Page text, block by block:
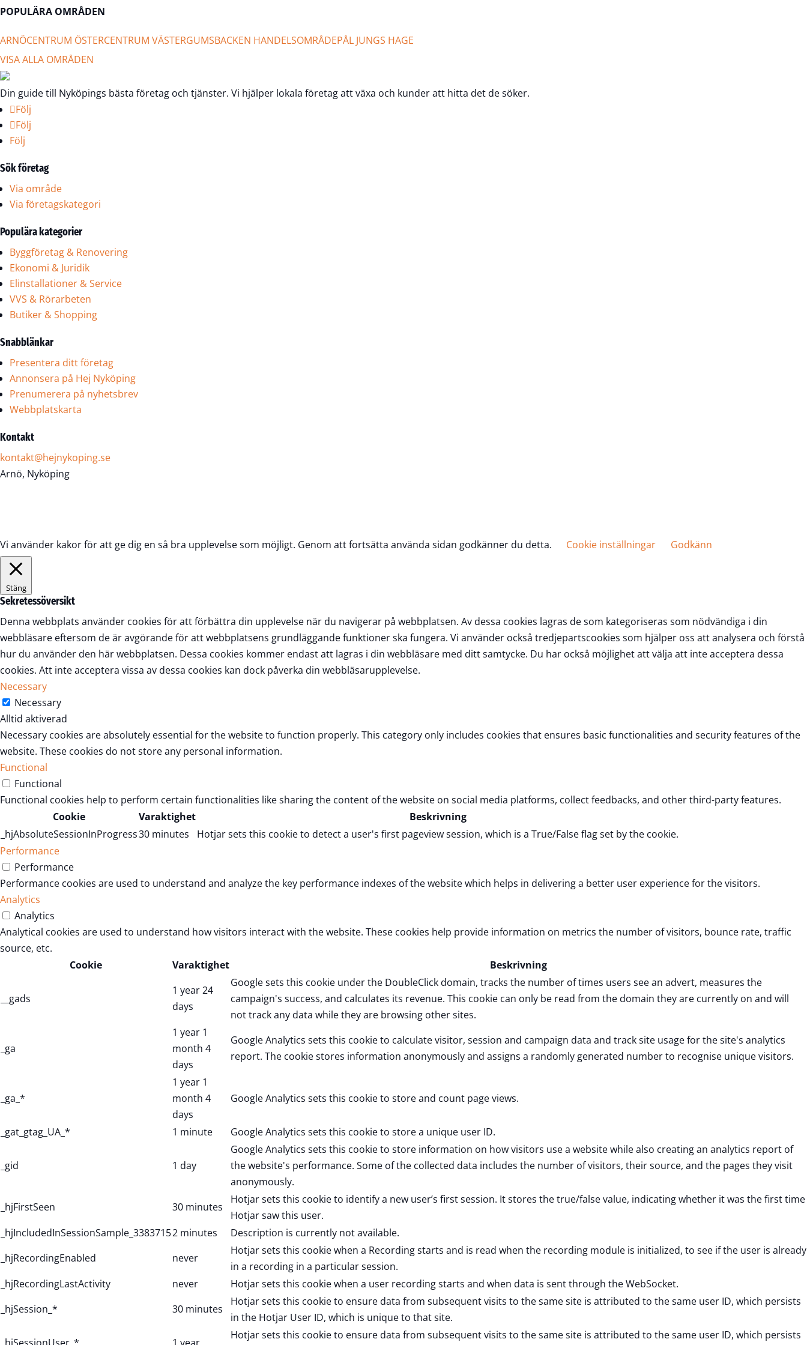
POPULÄRA OMRÅDEN
ARNÖCENTRUM ÖSTERCENTRUM VÄSTERGUMSBACKEN HANDELSOMRÅDEPÅL JUNGS HAGE
VISA ALLA OMRÅDEN
Din guide till Nyköpings bästa företag och tjänster. Vi hjälper lokala företag att växa och kunder att hitta det de söker.
Följ
Följ
Följ
Sök företag
Via område
Via företagskategori
Populära kategorier
Byggföretag & Renovering
Ekonomi & Juridik
Elinstallationer & Service
VVS & Rörarbeten
Butiker & Shopping
Snabblänkar
Presentera ditt företag
Annonsera på Hej Nyköping
Prenumerera på nyhetsbrev
Webbplatskarta
Kontakt
kontakt@hejnykoping.se
Arnö, Nyköping
Vi använder kakor för att ge dig en så bra upplevelse som möjligt. Genom att fortsätta använda sidan godkänner du detta. Cookie inställningar Godkänn
Stäng
Sekretessöversikt
Denna webbplats använder cookies för att förbättra din upplevelse när du navigerar på webbplatsen. Av dessa cookies lagras de som kategoriseras som nödvändiga i din
webbläsare eftersom de är avgörande för att webbplatsens grundläggande funktioner ska fungera. Vi använder också tredjepartscookies som hjälper oss att analysera och förstå
hur du använder den här webbplatsen. Dessa cookies kommer endast att lagras i din webbläsare med ditt samtycke. Du har också möjlighet att välja att inte acceptera dessa
cookies. Att inte acceptera vissa av dessa cookies kan dock påverka din webbläsarupplevelse.
Necessary
Necessary
Alltid aktiverad
Necessary cookies are absolutely essential for the website to function properly. This category only includes cookies that ensures basic functionalities and security features of the
website. These cookies do not store any personal information.
Functional
Functional
Functional cookies help to perform certain functionalities like sharing the content of the website on social media platforms, collect feedbacks, and other third-party features.
Cookie
Varaktighet
Beskrivning
_hjAbsoluteSessionInProgress30 minutes
Hotjar sets this cookie to detect a user's first pageview session, which is a True/False flag set by the cookie.
Performance
Performance
Performance cookies are used to understand and analyze the key performance indexes of the website which helps in delivering a better user experience for the visitors.
Analytics
Analytics
Analytical cookies are used to understand how visitors interact with the website. These cookies help provide information on metrics the number of visitors, bounce rate, traffic
source, etc.
Cookie
Varaktighet Beskrivning
__gads
1 year 24
days
Google sets this cookie under the DoubleClick domain, tracks the number of times users see an advert, measures the
campaign's success, and calculates its revenue. This cookie can only be read from the domain they are currently on and will
not track any data while they are browsing other sites.
_ga
1 year 1
month 4
days
Google Analytics sets this cookie to calculate visitor, session and campaign data and track site usage for the site's analytics
report. The cookie stores information anonymously and assigns a randomly generated number to recognise unique visitors.
_ga_*
1 year 1
month 4
days
Google Analytics sets this cookie to store and count page views.
_gat_gtag_UA_* 1 minute Google Analytics sets this cookie to store a unique user ID.
_gid 1 day
Google Analytics sets this cookie to store information on how visitors use a website while also creating an analytics report of
the website's performance. Some of the collected data includes the number of visitors, their source, and the pages they visit
anonymously.
_hjFirstSeen
30 minutes
Hotjar sets this cookie to identify a new user’s first session. It stores the true/false value, indicating whether it was the first time
Hotjar saw this user.
_hjIncludedInSessionSample_33837152 minutes
Description is currently not available.
_hjRecordingEnabled
never
Hotjar sets this cookie when a Recording starts and is read when the recording module is initialized, to see if the user is already
in a recording in a particular session.
_hjRecordingLastActivity
never
Hotjar sets this cookie when a user recording starts and when data is sent through the WebSocket.
_hjSession_*
30 minutes
Hotjar sets this cookie to ensure data from subsequent visits to the same site is attributed to the same user ID, which persists
in the Hotjar User ID, which is unique to that site.
Hotjar sets this cookie to ensure data from subsequent visits to the same site is attributed to the same user ID, which persists